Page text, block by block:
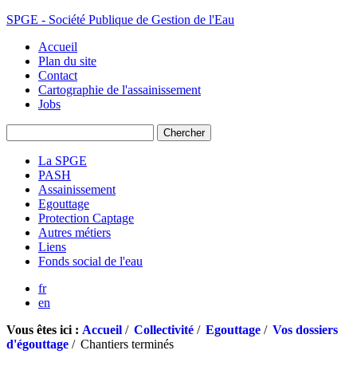
SPGE - Société Publique de Gestion de l'Eau
Accueil
Plan du site
Contact
Cartographie de l'assainissement
Jobs
La SPGE
PASH
Assainissement
Egouttage
Protection Captage
Autres métiers
Liens
Fonds social de l'eau
fr
en
Vous êtes ici : Accueil / Collectivité / Egouttage / Vos dossiers
d'égouttage / Chantiers terminés